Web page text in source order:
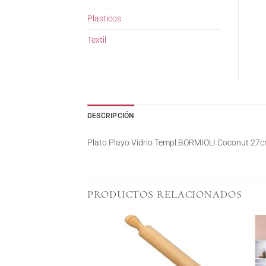
Plasticos
Textil
DESCRIPCIÓN
Plato Playo Vidrio Templ.BORMIOLI Coconut
PRODUCTOS RELACIONADOS